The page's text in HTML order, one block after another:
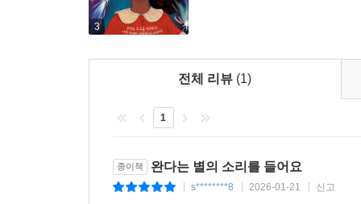
3
전체 리뷰 (1)
1
종이책 완다는 별의 소리를 들어요
s********8 2026-01-21 신고